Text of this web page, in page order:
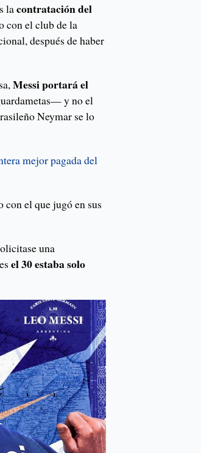
lacontratación del
con el club de la
después de haber
Messi portará el
y no el
Neymar se lo
mejor pagada del
el que jugó en sus
una
el 30 estaba solo